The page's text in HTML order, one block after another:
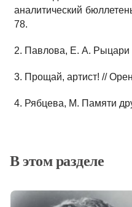
аналитический
78.
2. Павлова, Е. А. Рыцари
3. Прощай, артист! //
4. Рябцева, М. Памяти
В этом разделе